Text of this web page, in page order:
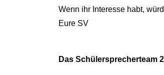
Wenn ihr Interesse habt,
Eure SV
Das Schülersprecherteam